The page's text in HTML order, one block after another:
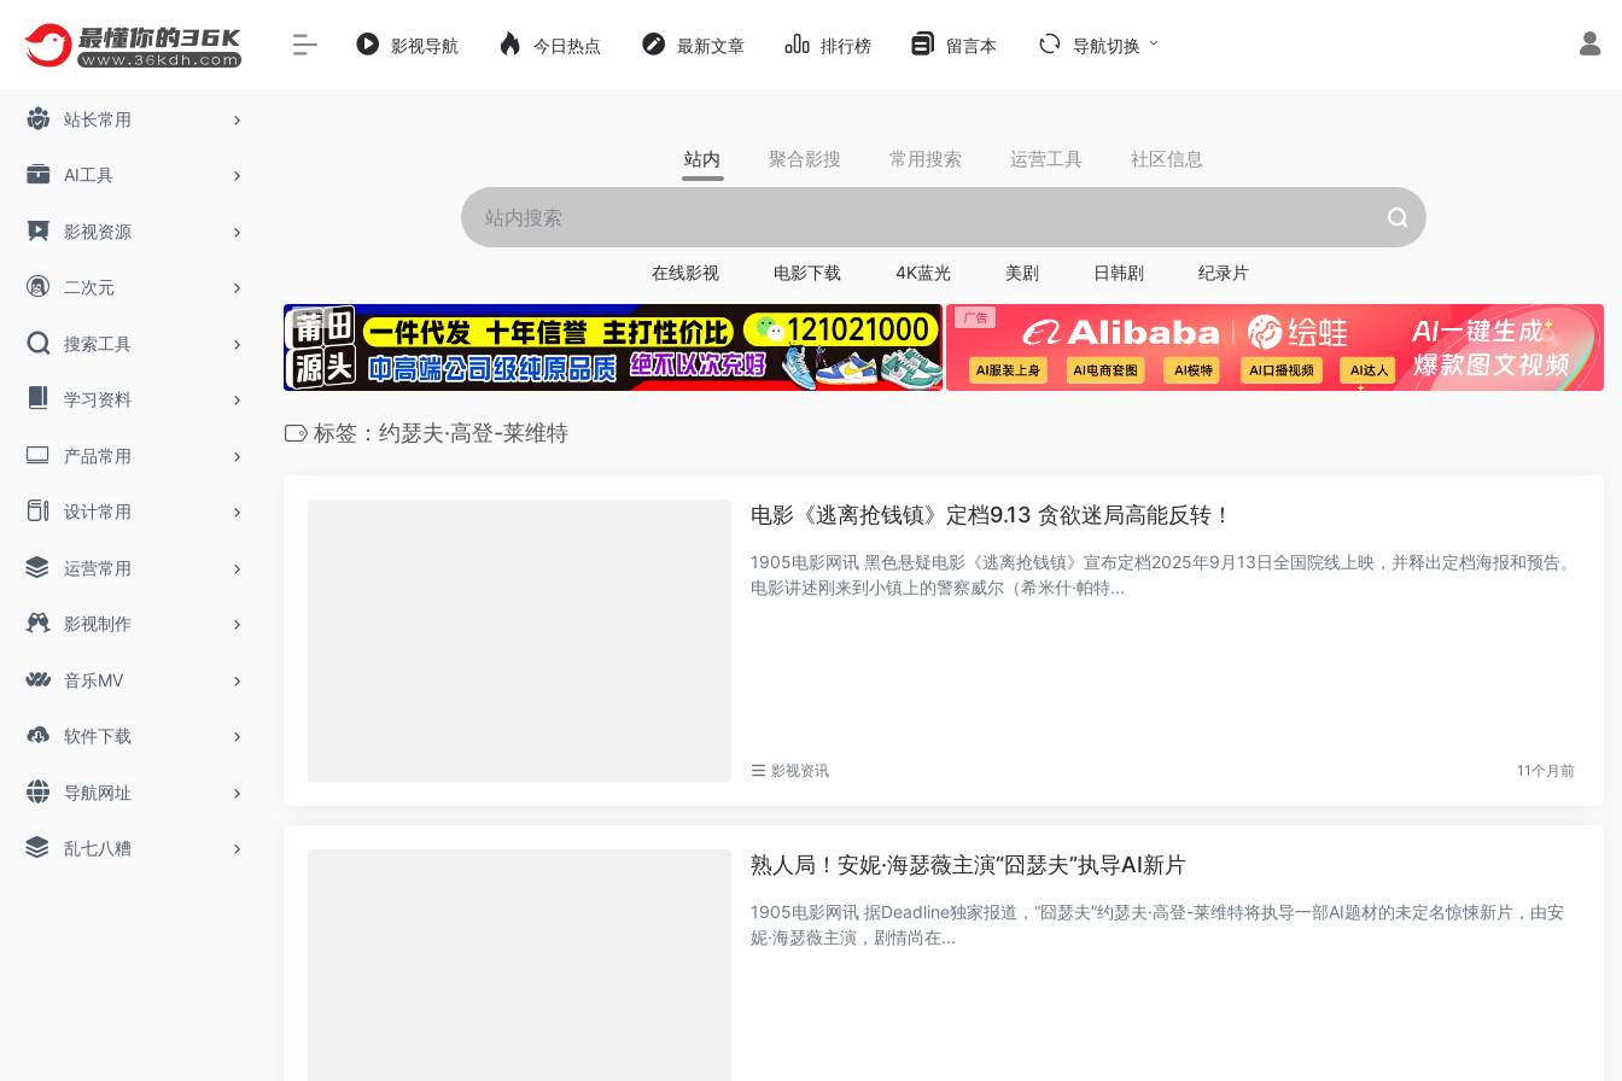
站长常用
AI工具
影视资源
二次元
搜索工具
学习资料
产品常用
设计常用
运营常用
影视制作
音乐MV
软件下载
导航网址
乱七八糟
影视导航 今日热点 最新文章 排行榜 留言本 导航切换
站内 聚合影搜 常用搜索 运营工具 社区信息
在线影视 电影下载 4K蓝光 美剧 日韩剧 纪录片
标签：约瑟夫·高登-莱维特
电影《逃离抢钱镇》定档9.13 贪欲迷局高能反转！
1905电影网讯 黑色悬疑电影《逃离抢钱镇》宣布定档2025年9月13日全国院线上映，并释出定档海报和预告。
电影讲述刚来到小镇上的警察威尔（希米什·帕特...
影视资讯 11个月前
熟人局！安妮·海瑟薇主演“囧瑟夫”执导AI新片
1905电影网讯 据Deadline独家报道，“囧瑟夫”约瑟夫·高登-莱维特将执导一部AI题材的未定名惊悚新片，由安
妮·海瑟薇主演，剧情尚在...